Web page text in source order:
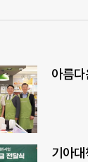
아름
기아